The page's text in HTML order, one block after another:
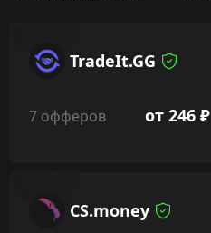
TradeIt.GG
7 офферов от 246 ₽
CS.money